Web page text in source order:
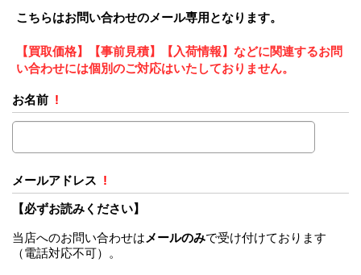
こちらはお問い合わせのメール専用となります。
【買取価格】【事前見積】【入荷情報】などに関連するお問
い合わせには個別のご対応はいたしておりません。
お名前 !
メールアドレス !
【必ずお読みください】
当店へのお問い合わせは メールのみで受け付けております
（電話対応不可）。